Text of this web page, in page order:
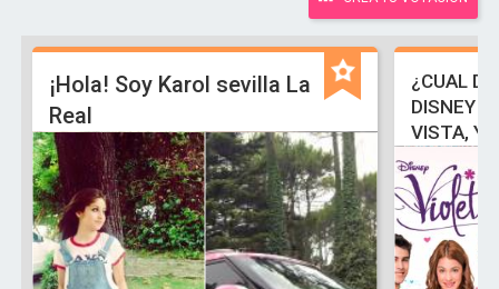
¡Hola! Soy Karol sevilla La
Real
¿CUAL
DISNEY
VISTA, Y